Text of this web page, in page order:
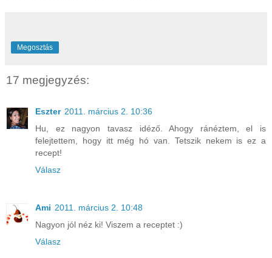
Megosztás
17 megjegyzés:
Eszter 2011. március 2. 10:36
Hu, ez nagyon tavasz idéző. Ahogy ránéztem, el is
felejtettem, hogy itt még hó van. Tetszik nekem is ez a
recept!
Válasz
Ami 2011. március 2. 10:48
Nagyon jól néz ki! Viszem a receptet :)
Válasz